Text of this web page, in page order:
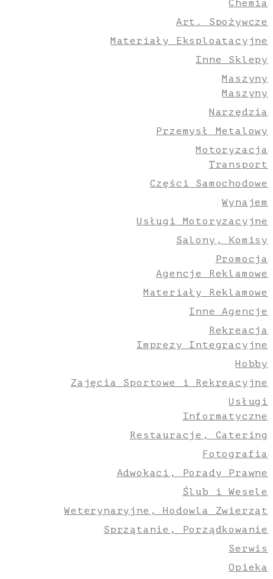
Chemia
Art. Spożywcze
Materiały Eksploatacyjne
Inne Sklepy
Maszyny
Maszyny
Narzędzia
Przemysł Metalowy
Motoryzacja
Transport
Części Samochodowe
Wynajem
Usługi Motoryzacyjne
Salony, Komisy
Promocja
Agencje Reklamowe
Materiały Reklamowe
Inne Agencje
Rekreacja
Imprezy Integracyjne
Hobby
Zajęcia Sportowe i Rekreacyjne
Usługi
Informatyczne
Restauracje, Catering
Fotografia
Adwokaci, Porady Prawne
Ślub i Wesele
Weterynaryjne, Hodowla Zwierząt
Sprzątanie, Porządkowanie
Serwis
Opieka